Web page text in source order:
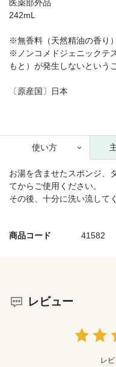
商品コード 41582
医薬部外品
242mL
※無香料（天然精油の香り
※ノンコメドジェニックテ
もと）が発生しないという
〔原産国〕日本
使い方
お湯を含ませたスポンジ、
てからご使用ください。
その後、十分に洗い流して
レビュー
レ